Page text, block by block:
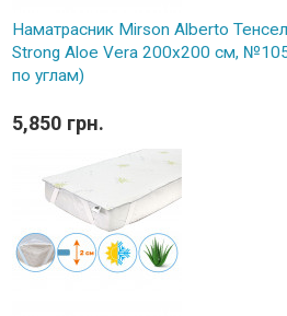
Наматрасник Mirson Alberto
Strong Aloe Vera 200x200 см,
по углам)
5,850 грн.